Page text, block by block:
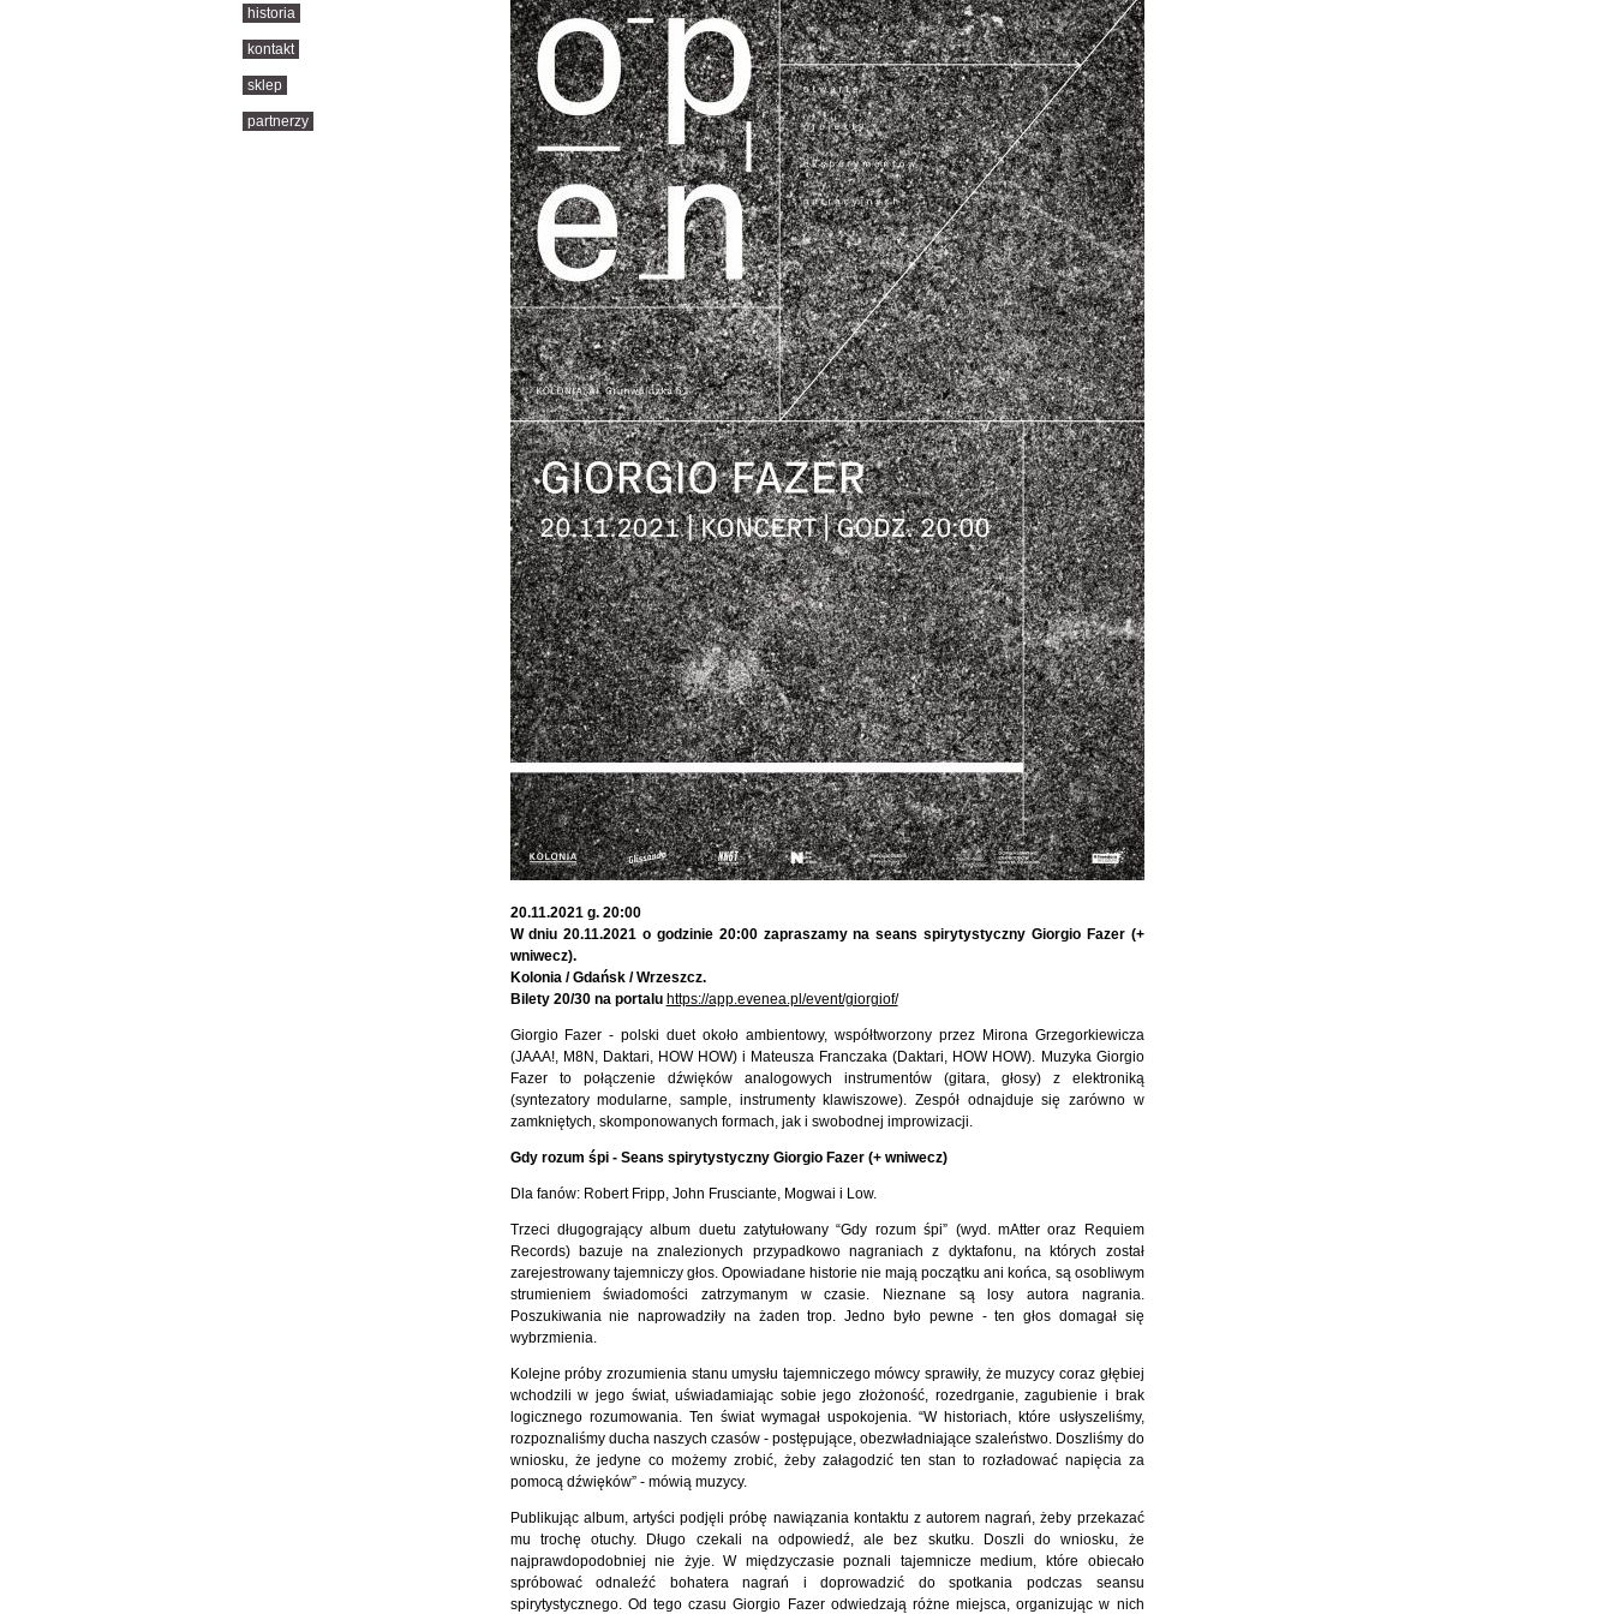
historia
kontakt
sklep
partnerzy
20.11.2021 g. 20:00
W dniu 20.11.2021 o godzinie 20:00 zapraszamy na seans spirytystyczny Giorgio Fazer (+
wniwecz).
Kolonia / Gdańsk / Wrzeszcz.
Bilety 20/30 na portalu https://app.evenea.pl/event/giorgiof/
Giorgio Fazer - polski duet około ambientowy, współtworzony przez Mirona Grzegorkiewicza
(JAAA!, M8N, Daktari, HOW HOW) i Mateusza Franczaka (Daktari, HOW HOW). Muzyka Giorgio
Fazer to połączenie dźwięków analogowych instrumentów (gitara, głosy) z elektroniką
(syntezatory modularne, sample, instrumenty klawiszowe). Zespół odnajduje się zarówno w
zamkniętych, skomponowanych formach, jak i swobodnej improwizacji.
Gdy rozum śpi - Seans spirytystyczny Giorgio Fazer (+ wniwecz)
Dla fanów: Robert Fripp, John Frusciante, Mogwai i Low.
Trzeci długogrający album duetu zatytułowany “Gdy rozum śpi” (wyd. mAtter oraz Requiem
Records) bazuje na znalezionych przypadkowo nagraniach z dyktafonu, na których został
zarejestrowany tajemniczy głos. Opowiadane historie nie mają początku ani końca, są osobliwym
strumieniem świadomości zatrzymanym w czasie. Nieznane są losy autora nagrania.
Poszukiwania nie naprowadziły na żaden trop. Jedno było pewne - ten głos domagał się
wybrzmienia.
Kolejne próby zrozumienia stanu umysłu tajemniczego mówcy sprawiły, że muzycy coraz głębiej
wchodzili w jego świat, uświadamiając sobie jego złożoność, rozedrganie, zagubienie i brak
logicznego rozumowania. Ten świat wymagał uspokojenia. “W historiach, które usłyszeliśmy,
rozpoznaliśmy ducha naszych czasów - postępujące, obezwładniające szaleństwo. Doszliśmy do
wniosku, że jedyne co możemy zrobić, żeby załagodzić ten stan to rozładować napięcia za
pomocą dźwięków” - mówią muzycy.
Publikując album, artyści podjęli próbę nawiązania kontaktu z autorem nagrań, żeby przekazać
mu trochę otuchy. Długo czekali na odpowiedź, ale bez skutku. Doszli do wniosku, że
najprawdopodobniej nie żyje. W międzyczasie poznali tajemnicze medium, które obiecało
spróbować odnaleźć bohatera nagrań i doprowadzić do spotkania podczas seansu
spirytystycznego. Od tego czasu Giorgio Fazer odwiedzają różne miejsca, organizując w nich